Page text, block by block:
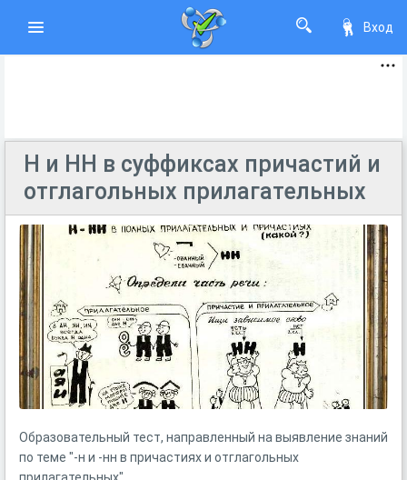
Вход
Н и НН в суффиксах причастий и
отглагольных прилагательных
Образовательный тест, направленный на выявление знаний
по теме "-н и -нн в причастиях и отглагольных